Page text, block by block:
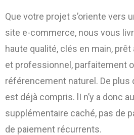
Que votre projet s’oriente vers
site e-commerce, nous vous
haute qualité, clés en main,
et professionnel, parfaitement
référencement naturel. De
est déjà compris. lI n’y a donc
supplémentaire caché, pas de
de paiement récurrents.